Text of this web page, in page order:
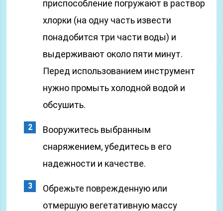
приспособление погружают в раствор
хлорки (на одну часть извести
понадобится три части воды) и
выдерживают около пяти минут.
Перед использованием инструмент
нужно промыть холодной водой и
обсушить.
Вооружитесь выбранным
снаряжением, убедитесь в его
надежности и качестве.
Обрежьте поврежденную или
отмершую вегетативную массу